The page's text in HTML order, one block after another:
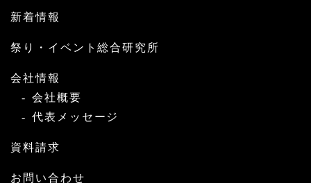
新着情報
祭り・イベント総合研究所
会社情報
会社概要
代表メッセージ
資料請求
お問い合わせ